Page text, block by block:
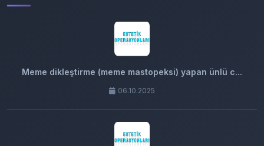
Meme dikleştirme (meme mastopeksi) yapan ünlü c...
06.10.2025